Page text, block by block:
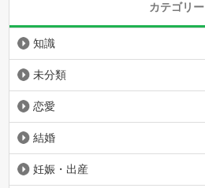
カテゴリー
知識
未分類
恋愛
結婚
妊娠・出産